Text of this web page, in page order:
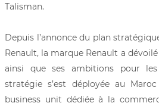
Talisman.
Depuis l’annonce du plan
Renault, la marque Renault a
ainsi que ses ambitions pour
stratégie s’est déployée au
business unit dédiée à la